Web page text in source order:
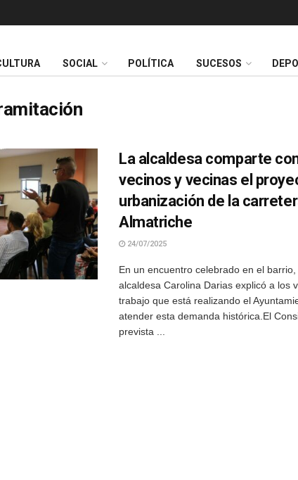
SOCIAL POLÍTICA SUCESOS
La alcaldesa comparte
vecinos y vecinas el
urbanización de la
Almatriche
24/07/2025
En un encuentro celebrado en el barrio,
alcaldesa Carolina Darias explicó a los
trabajo que está realizando el
atender esta demanda histórica.El
prevista ...